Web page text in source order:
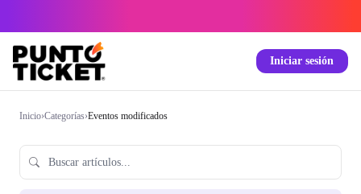
Iniciar sesión
Inicio›Categorías›Eventos modificados